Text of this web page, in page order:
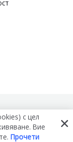
с цел
Вие
Прочети